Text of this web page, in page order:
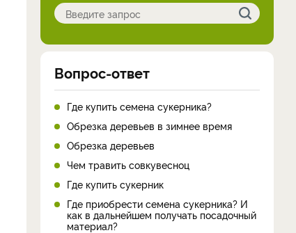
Вопрос-ответ
Где купить семена сукерника?
Обрезка деревьев в зимнее время
Обрезка деревьев
Чем травить совкувесноц
Где купить сукерник
Где приобрести семена сукерника? И
как в дальнейшем получать посадочный
материал?